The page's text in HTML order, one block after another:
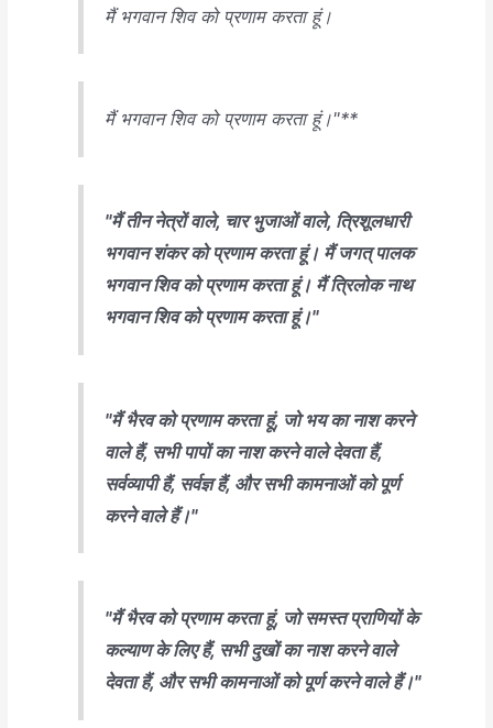
मैं भगवान शिव को प्रणाम करता हूं।
मैं भगवान शिव को प्रणाम करता हूं।"**
"मैं तीन नेत्रों वाले, चार भुजाओं वाले, त्रिशूलधारी
भगवान शंकर को प्रणाम करता हूं। मैं जगत् पालक
भगवान शिव को प्रणाम करता हूं। मैं त्रिलोक नाथ
भगवान शिव को प्रणाम करता हूं।"
"मैं भैरव को प्रणाम करता हूं, जो भय का नाश करने
वाले हैं, सभी पापों का नाश करने वाले देवता हैं,
सर्वव्यापी हैं, सर्वज्ञ हैं, और सभी कामनाओं को पूर्ण
करने वाले हैं।"
"मैं भैरव को प्रणाम करता हूं, जो समस्त प्राणियों के
कल्याण के लिए हैं, सभी दुखों का नाश करने वाले
देवता हैं, और सभी कामनाओं को पूर्ण करने वाले हैं।"